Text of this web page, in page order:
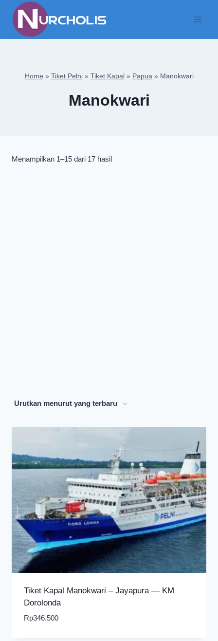
content
Home » Tiket Pelni» Tiket Kapal» Papua » Manokwari
Manokwari
Menampilkan 1–15 dari 17 hasilDiurutkan
Tiket Kapal Manokwari – Jayapura — KM
Dorolonda
Rp346.500